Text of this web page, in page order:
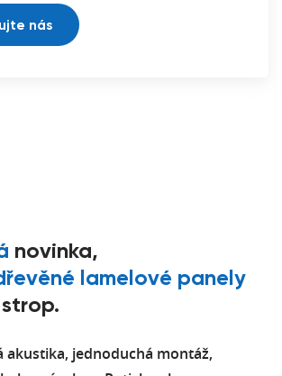
nás
novinka,
lamelové panely
akustika, jednoduchá montáž,